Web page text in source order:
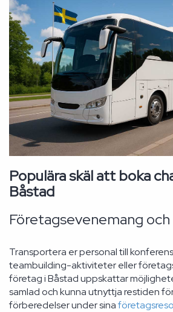
Populära skäl att boka
Båstad
Företagsevenemang
Transportera er personal till
teambuilding-aktiviteter eller
företag i Båstad uppskattar
samlad och kunna utnyttja restiden
förberedelser under sina